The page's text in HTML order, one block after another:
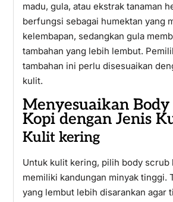
madu, gula, atau ekstrak tanaman
berfungsi sebagai humektan yang
kelembapan, sedangkan gula
tambahan yang lebih lembut.
tambahan ini perlu disesuaikan
kulit.
Menyesuaikan Body
Kopi dengan Jenis
Kulit kering
Untuk kulit kering, pilih body scrub
memiliki kandungan minyak tinggi.
yang lembut lebih disarankan agar